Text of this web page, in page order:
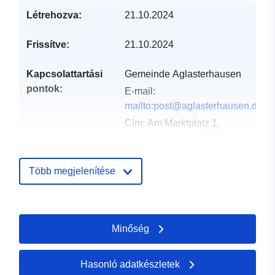
Létrehozva: 21.10.2024
Frissítve: 21.10.2024
Kapcsolattartási
pontok:
Gemeinde Aglasterhausen
E-mail:
mailto:post@aglasterhausen.de
Cím: Am Marktplatz 1,
URL:
http://www.aglasterhausen.de
Katalógus-
Hozzáadva a data.europa.eu-hoz:
21 March 2026
Frissítve: data.europa.eu: 25 July
2026
Több megjelenítése
Minőség
Hasonló adatkészletek